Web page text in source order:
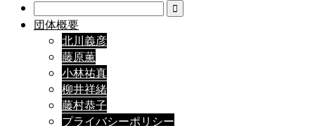
団体概要
北川義彦
藤原薫
小林祐真
柳井祥緒
藤村恭子
プライバシーポリシー